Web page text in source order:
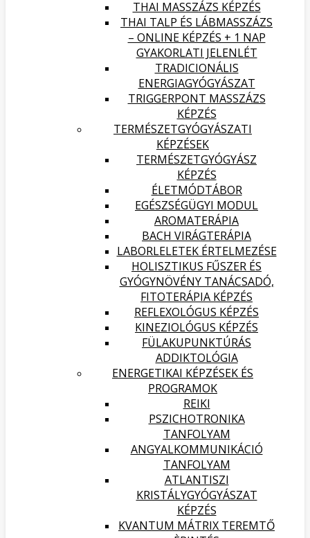
THAI MASSZÁZS KÉPZÉS
THAI TALP ÉS LÁBMASSZÁZS
– ONLINE KÉPZÉS + 1 NAP
GYAKORLATI JELENLÉT
TRADICIONÁLIS
ENERGIAGYÓGYÁSZAT
TRIGGERPONT MASSZÁZS
KÉPZÉS
TERMÉSZETGYÓGYÁSZATI
KÉPZÉSEK
TERMÉSZETGYÓGYÁSZ
KÉPZÉS
ÉLETMÓDTÁBOR
EGÉSZSÉGÜGYI MODUL
AROMATERÁPIA
BACH VIRÁGTERÁPIA
LABORLELETEK ÉRTELMEZÉSE
HOLISZTIKUS FŰSZER ÉS
GYÓGYNÖVÉNY TANÁCSADÓ,
FITOTERÁPIA KÉPZÉS
REFLEXOLÓGUS KÉPZÉS
KINEZIOLÓGUS KÉPZÉS
FÜLAKUPUNKTÚRÁS
ADDIKTOLÓGIA
ENERGETIKAI KÉPZÉSEK ÉS
PROGRAMOK
REIKI
PSZICHOTRONIKA
TANFOLYAM
ANGYALKOMMUNIKÁCIÓ
TANFOLYAM
ATLANTISZI
KRISTÁLYGYÓGYÁSZAT
KÉPZÉS
KVANTUM MÁTRIX TEREMTŐ